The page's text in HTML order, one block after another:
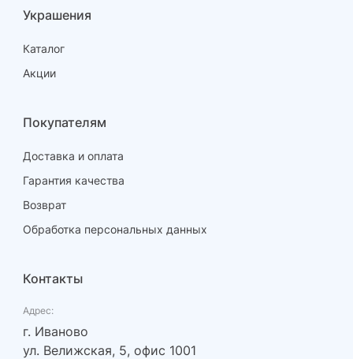
Украшения
Каталог
Акции
Покупателям
Доставка и оплата
Гарантия качества
Возврат
Обработка персональных данных
Контакты
Адрес:
г. Иваново
ул. Велижская, 5, офис 1001